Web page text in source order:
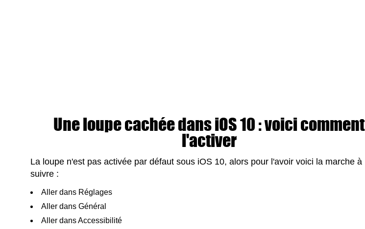
Une loupe cachée dans iOS 10 : voici comment
l'activer
La loupe n'est pas activée par défaut sous iOS 10, alors pour l'avoir voici la marche à
suivre :
Aller dans Réglages
Aller dans Général
Aller dans Accessibilité